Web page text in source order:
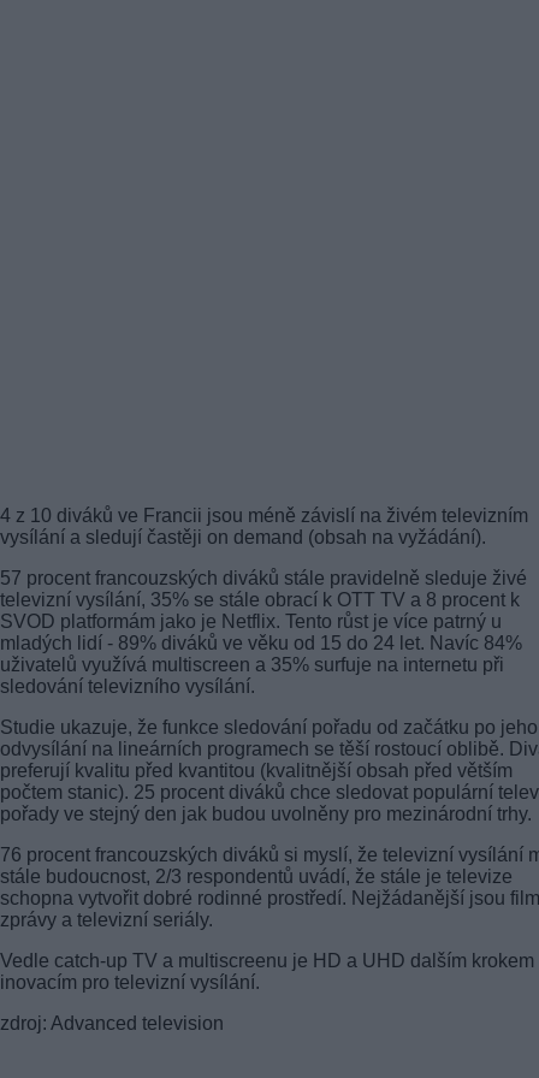
4 z 10 diváků ve Francii jsou méně závislí na živém televizním
vysílání a sledují častěji on demand (obsah na vyžádání).
57 procent francouzských diváků stále pravidelně sleduje živé
televizní vysílání, 35% se stále obrací k OTT TV a 8 procent k
SVOD platformám jako je Netflix. Tento růst je více patrný u
mladých lidí - 89% diváků ve věku od 15 do 24 let. Navíc 84%
uživatelů využívá multiscreen a 35% surfuje na internetu při
sledování televizního vysílání.
Studie ukazuje, že funkce sledování pořadu od začátku po jeho
odvysílání na lineárních programech se těší rostoucí oblibě.
preferují kvalitu před kvantitou (kvalitnější obsah před větším
počtem stanic). 25 procent diváků chce sledovat populární
pořady ve stejný den jak budou uvolněny pro mezinárodní trhy.
76 procent francouzských diváků si myslí, že televizní vysílání
stále budoucnost, 2/3 respondentů uvádí, že stále je televize
schopna vytvořit dobré rodinné prostředí. Nejžádanější jsou
zprávy a televizní seriály.
Vedle catch-up TV a multiscreenu je HD a UHD dalším krokem
inovacím pro televizní vysílání.
zdroj: Advanced television